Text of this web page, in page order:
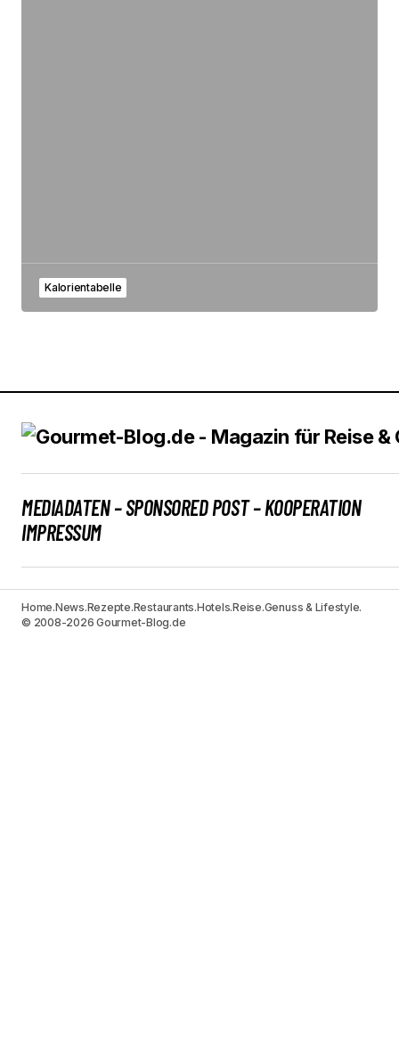
Kalorientabelle
MEDIADATEN – SPONSORED POST – KOOPERATION
IMPRESSUM
Home.News.Rezepte.Restaurants.Hotels.Reise.Genuss & Lifestyle.
© 2008-2026 Gourmet-Blog.de